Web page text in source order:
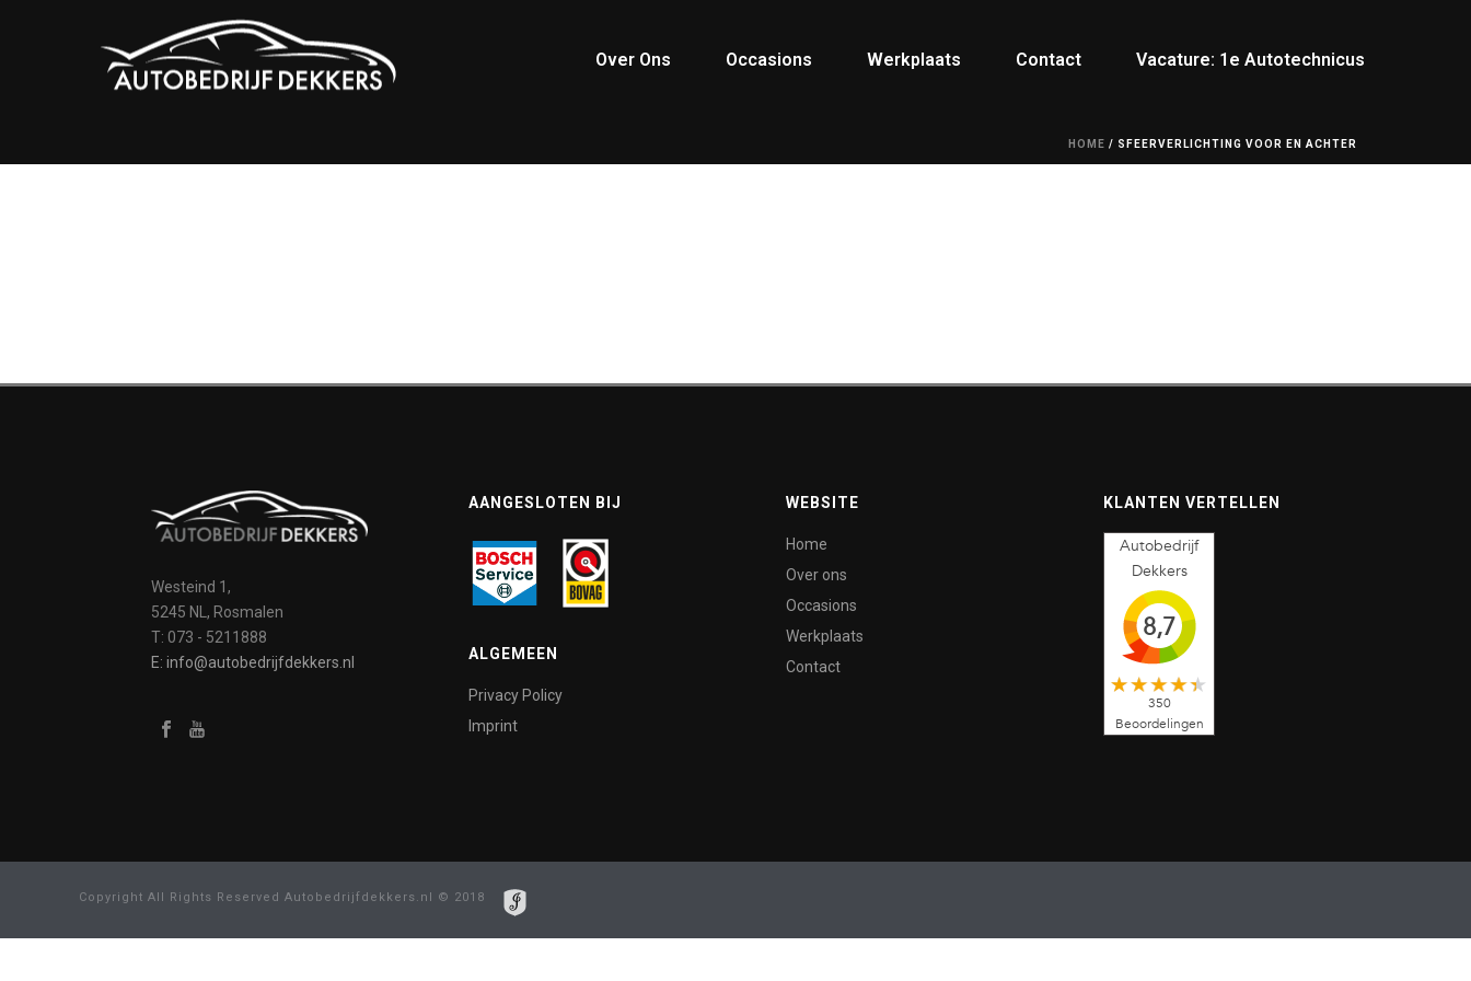
Over Ons Occasions Werkplaats Contact Vacature: 1e Autotechnicus
HOME / SFEERVERLICHTING VOOR EN ACHTER
Westeind 1,
5245 NL, Rosmalen
T: 073 - 5211888
E: info@autobedrijfdekkers.nl
AANGESLOTEN BIJ
ALGEMEEN
Privacy Policy
Imprint
WEBSITE
Home
Over ons
Occasions
Werkplaats
Contact
KLANTEN VERTELLEN
Autobedrijf
Dekkers
8,7
350
Beoordelingen
Copyright All Rights Reserved Autobedrijfdekkers.nl © 2018